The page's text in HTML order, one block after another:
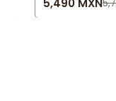
5,490 MXN